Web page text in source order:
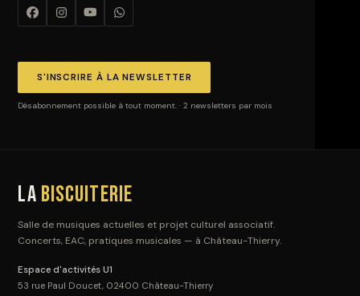
S'INSCRIRE À LA NEWSLETTER
Désabonnement possible à tout moment. · 2 newsletters par mois
La Biscuiterie
Salle de musiques actuelles et projet culturel associatif.
Concerts, EAC, pratiques musicales — à Château-Thierry.
Espace d'activités U1
53 rue Paul Doucet, 02400 Château-Thierry